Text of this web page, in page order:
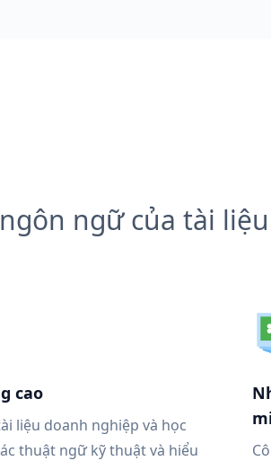
ngữ của tài liệu
cao
liệu doanh nghiệp và học
thuật ngữ kỹ thuật và hiểu